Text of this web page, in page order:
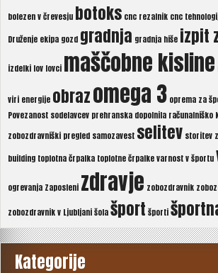
bolezen v črevesju botoks cnc rezalnik cnc
Druženje ekipa gozd gradnja gradnja hiše izpit
izdelki lov lovci maščobne kisline
viri energije obrazomega 3 oprema za
Povezanost sodelavcev prehranska dopolnila računalniško
zobozdravniški pregled samozavest selitev storitev
building toplotna črpalka toplotne črpalkevarnost v športu
ogrevanja Zaposleni zdravje zobozdravnik
zobozdravnik v Ljubljanišolašport športi
Kategorije